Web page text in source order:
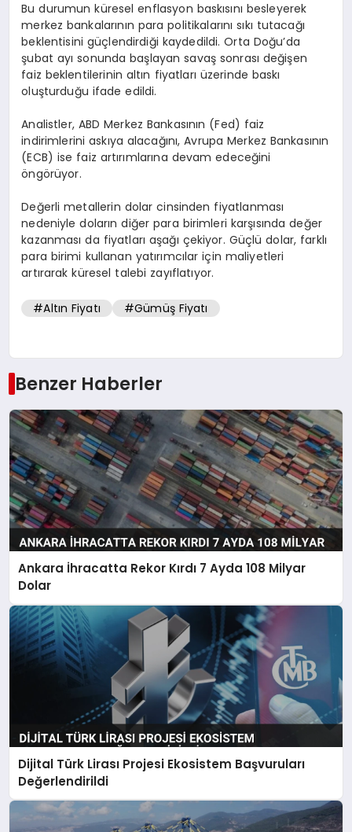
Bu durumun küresel enflasyon baskısını besleyerek
merkez bankalarının para politikalarını sıkı tutacağı
beklentisini güçlendirdiği kaydedildi. Orta Doğu’da
şubat ayı sonunda başlayan savaş sonrası değişen
faiz beklentilerinin altın fiyatları üzerinde baskı
oluşturduğu ifade edildi.
Analistler, ABD Merkez Bankasının (Fed) faiz
indirimlerini askıya alacağını, Avrupa Merkez Bankasının
(ECB) ise faiz artırımlarına devam edeceğini
öngörüyor.
Değerli metallerin dolar cinsinden fiyatlanması
nedeniyle doların diğer para birimleri karşısında değer
kazanması da fiyatları aşağı çekiyor. Güçlü dolar, farklı
para birimi kullanan yatırımcılar için maliyetleri
artırarak küresel talebi zayıflatıyor.
#Altın Fiyatı #Gümüş Fiyatı
Benzer Haberler
Ankara İhracatta Rekor Kırdı 7 Ayda 108 Milyar
Dolar
Dijital Türk Lirası Projesi Ekosistem Başvuruları
Değerlendirildi